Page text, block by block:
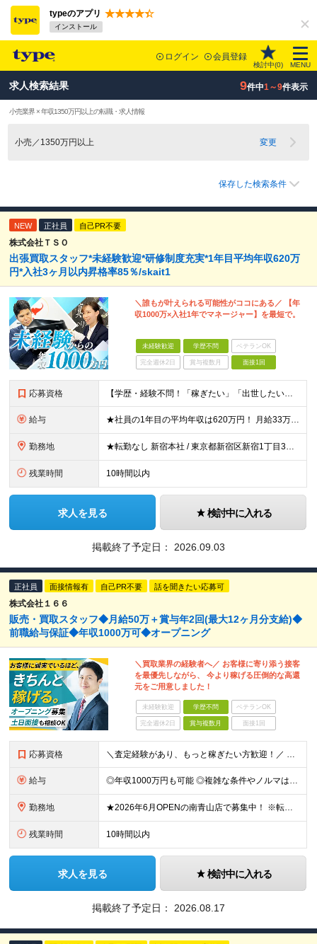
typeのアプリ
インストール
ログイン 会員登録
検討中(0) MENU
求人検索結果 9件中1～9件表示
小売業界 × 年収1350万円以上の転職・求人情報
小売／1350万円以上 変更
保存した検索条件
NEW 正社員 自己PR不要
株式会社ＴＳＯ
出張買取スタッフ*未経験歓迎*研修制度充実*1年目平均年収620万
円*入社3ヶ月以内昇格率85％/skait1
＼誰もが叶えられる可能性がココにある／ 【年
収1000万×入社1年でマネージャー】を最短で。
未経験歓迎 学歴不問 ベテランOK
完全週休2日 賞与複数月 面接1回
応募資格 【学歴・経験不問！「稼ぎたい」「出世したい」方歓迎】 ●普通自動車運転免許（AT限定可）をお持ちの方 ☆こんな方はおすすめ！☆ ◎成長市場へ挑戦したい方 ◎年功序列ではなく正当な評価と報酬を得たい方
給与 ★社員の1年目の平均年収は620万円！ 月給33万円～120万円＋インセンティブ＋賞与年1回 ※経験・能力を考慮の上、決定します。 ※固定残業代（月69.5時間分・9万7,000円～）含む。超過分別
勤務地 ★転勤なし 新宿本社 / 東京都新宿区新宿1丁目3番12号 配属エリア 新宿本社、千葉支店、池袋支店、立川支店、大宮支店、品川支店、新横浜支店、横浜支店、竹ノ塚支店、水戸支店、高崎支店、宇都宮支店
残業時間 10時間以内
求人を見る 検討中に入れる
掲載終了予定日： 2026.09.03
正社員 面接情報有 自己PR不要 話を聞きたい応募可
株式会社１６６
販売・買取スタッフ◆月給50万＋賞与年2回(最大12ヶ月分支給)◆
前職給与保証◆年収1000万可◆オープニング
＼買取業界の経験者へ／ お客様に寄り添う接客
を最優先しながら、 今より稼げる圧倒的な高還
元をご用意しました！
未経験歓迎 学歴不問 ベテランOK
完全週休2日 賞与複数月 面接1回
応募資格 ＼査定経験があり、もっと稼ぎたい方歓迎！／ ■買取業界でのバイヤー経験（年数不問） ※学歴不問 【こんな方にオススメ】 ◎ガツガツした営業よりも、お客様に寄り添う接客を大切にしたい方 ◎オープニング
給与 ◎年収1000万円も可能 ◎複雑な条件やノルマは一切なし！ 頑張った分だけシンプルに還元される給与体系です。 経験者の方には「前職給与保証」をお約束します！ ■月給50万円～80万円（役職手当を含む
勤務地 ★2026年6月OPENの南青山店で募集中！ ※転居を伴う転勤なし 【ブランドマルシャン 南青山店】 東京都港区南青山5丁目14-4 1階 ※(変更の範囲)上記を除く当社関連勤務地
残業時間 10時間以内
求人を見る 検討中に入れる
掲載終了予定日： 2026.08.17